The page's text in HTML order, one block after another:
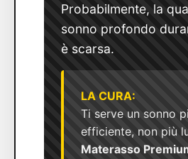
Probabilmente, la
sonno profondo
è scarsa.
LA CURA:
Ti serve un sonno
efficiente, non più
Materasso